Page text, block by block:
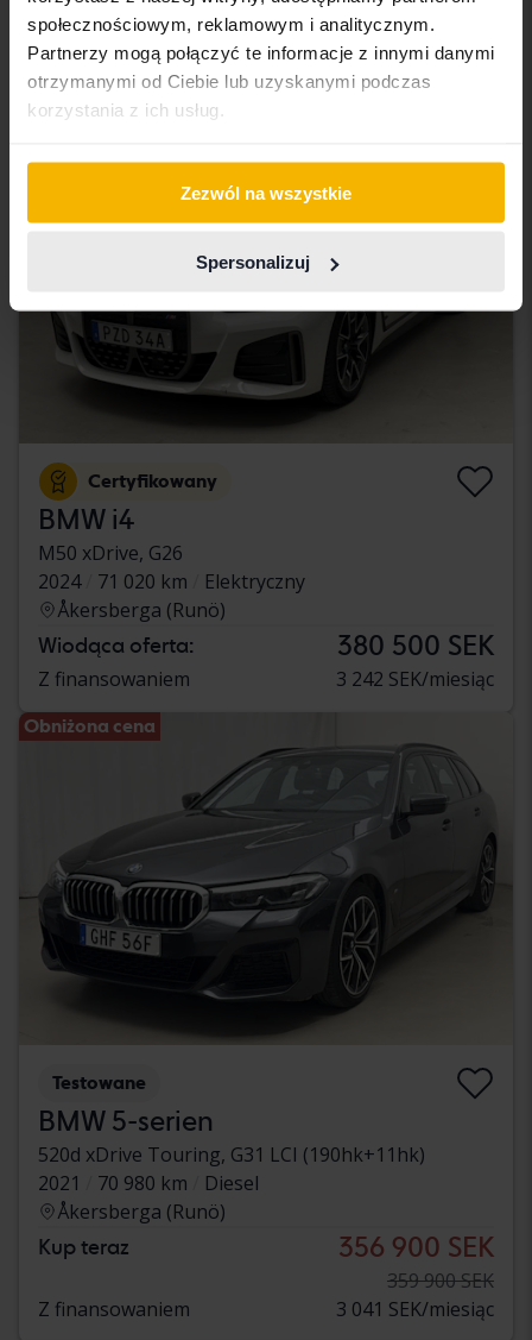
społecznościowym, reklamowym i analitycznym.
Partnerzy mogą połączyć te informacje z innymi danymi
otrzymanymi od Ciebie lub uzyskanymi podczas
korzystania z ich usług.
Zezwól na wszystkie
Spersonalizuj
Åkersberga (Runö)
Wiodąca oferta: 320 500 SEK
Z finansowaniem 2 731 SEK/miesiąc
wtorek
Certyfikowany
BMW i4
M50 xDrive, G26
2024
71 020 km
Elektryczny
Åkersberga (Runö)
Wiodąca oferta: 380 500 SEK
Z finansowaniem 3 242 SEK/miesiąc
Obniżona cena
Testowane
BMW 5-serien
520d xDrive Touring, G31 LCI (190hk+11hk)
2021
70 980 km
Diesel
Åkersberga (Runö)
Kup teraz 356 900 SEK
359 900 SEK
Z finansowaniem
3 041 SEK/miesiąc